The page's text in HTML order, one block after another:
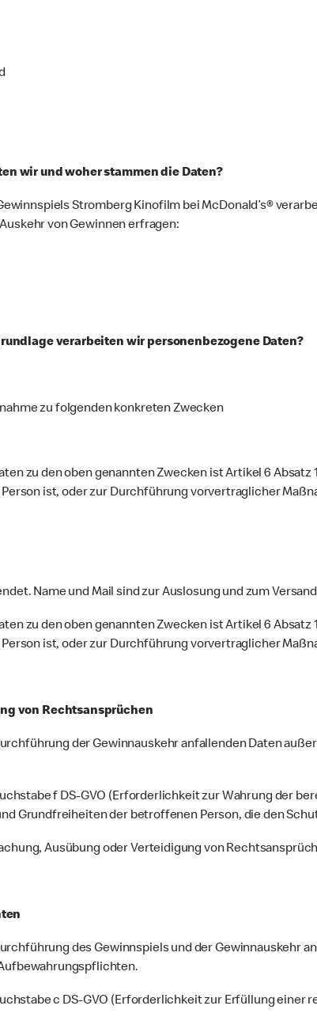
wir und woher stammen die Daten?
Stromberg Kinofilm bei McDonald’s®
von Gewinnen erfragen:
verarbeiten wir personenbezogene Daten?
zu folgenden konkreten Zwecken
zu den oben genannten Zwecken ist Artikel 6
ist, oder zur Durchführung vorvertraglicher
Name und Mail sind zur Auslosung und zum
zu den oben genannten Zwecken ist Artikel 6
ist, oder zur Durchführung vorvertraglicher
von Rechtsansprüchen
der Gewinnauskehr anfallenden Daten
f DS-GVO (Erforderlichkeit zur Wahrung der
Grundfreiheiten der betroffenen Person, die den
Ausübung oder Verteidigung von
des Gewinnspiels und der Gewinnauskehr
c DS-GVO (Erforderlichkeit zur Erfüllung